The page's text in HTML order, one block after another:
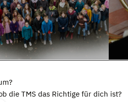
Sie auf die Schaltfläche unten.
an Drittanbieter weitergegeben
die TMS das Richtige für dich ist?